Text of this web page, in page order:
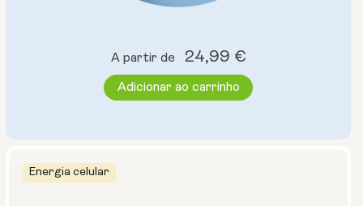
Energia celular
Preço
normal
A partir de 24,99 €
Adicionar ao carrinho